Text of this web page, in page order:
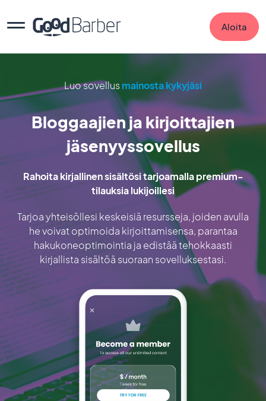
Aloita
Luo sovellusmainosta kykyjäsi
Bloggaajien ja kirjoittajien
jäsenyyssovellus
Rahoita kirjallinen sisältösi tarjoamalla premium-
tilauksia lukijoillesi
Tarjoa yhteisöllesi keskeisiä resursseja, joiden avulla
he voivat optimoida kirjoittamisensa, parantaa
hakukoneoptimointia ja edistää tehokkaasti
kirjallista sisältöä suoraan sovelluksestasi.